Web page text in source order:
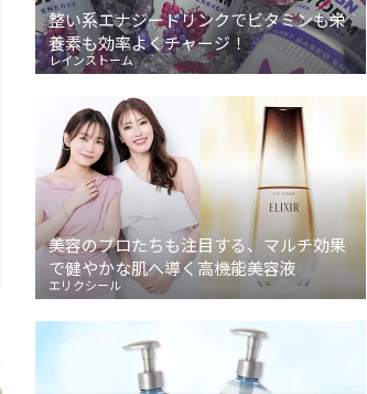
整い系エナジードリンクでビタミンも栄
養素も効率よくチャージ！
レインストーム
美容のプロたちも注目する、マルチ効果
で健やかな肌へ導く高機能美容液
エリクシール